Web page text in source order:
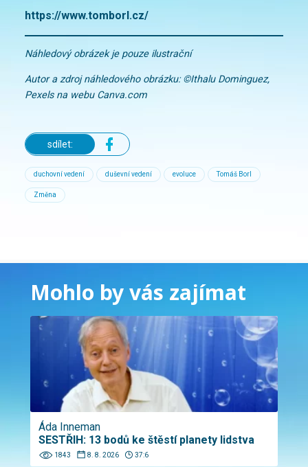
https://www.tomborl.cz/
Náhledový obrázek je pouze ilustrační
Autor a zdroj náhledového obrázku: ©Ithalu Dominguez,
Pexels na webu Canva.com
sdílet:
duchovní vedení duševní vedení evoluce Tomáš Borl
Změna
Mohlo by vás zajímat
Áda Inneman
SESTŘIH: 13 bodů ke štěstí planety lidstva
1843 8. 8. 2026 37:6